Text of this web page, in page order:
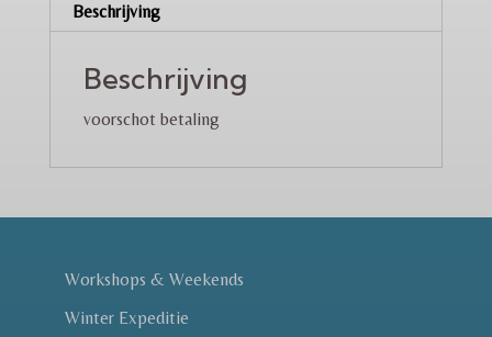
2026
voorschot
aantal
Beschrijving
Beschrijving
voorschot betaling
Workshops & Weekends
Winter Expeditie